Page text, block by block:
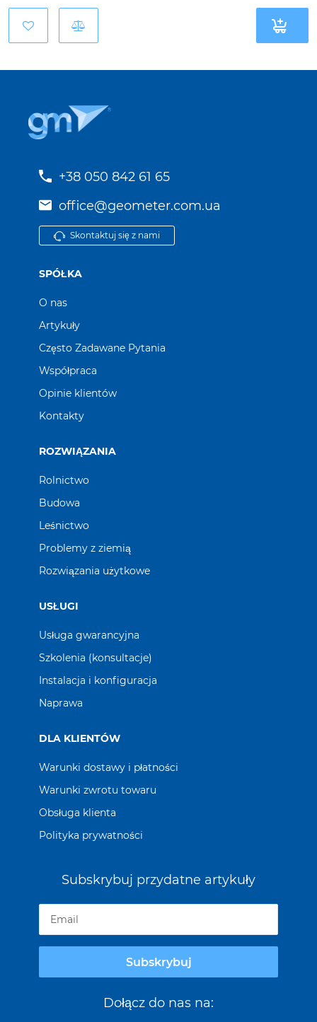
+38 050 842 61 65
office@geometer.com.ua
Skontaktuj się z nami
SPÓŁKA
O nas
Artykuły
Często Zadawane Pytania
Współpraca
Opinie klientów
Kontakty
ROZWIĄZANIA
Rolnictwo
Budowa
Leśnictwo
Problemy z ziemią
Rozwiązania użytkowe
USŁUGI
Usługa gwarancyjna
Szkolenia (konsultacje)
Instalacja i konfiguracja
Naprawa
DLA KLIENTÓW
Warunki dostawy i płatności
Warunki zwrotu towaru
Obsługa klienta
Polityka prywatności
Subskrybuj przydatne artykuły
Subskrybuj
Dołącz do nas na: